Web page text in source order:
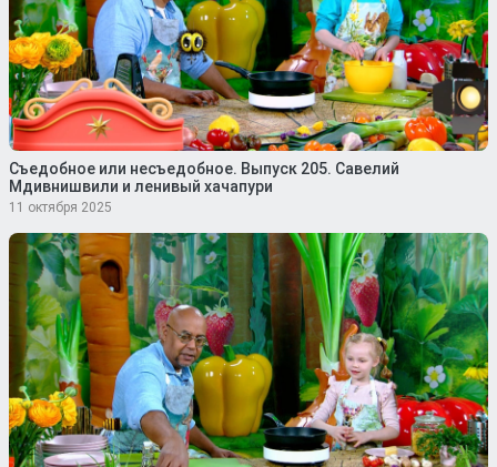
Съедобное или несъедобное. Выпуск 205. Савелий
Мдивнишвили и ленивый хачапури
11 октября 2025